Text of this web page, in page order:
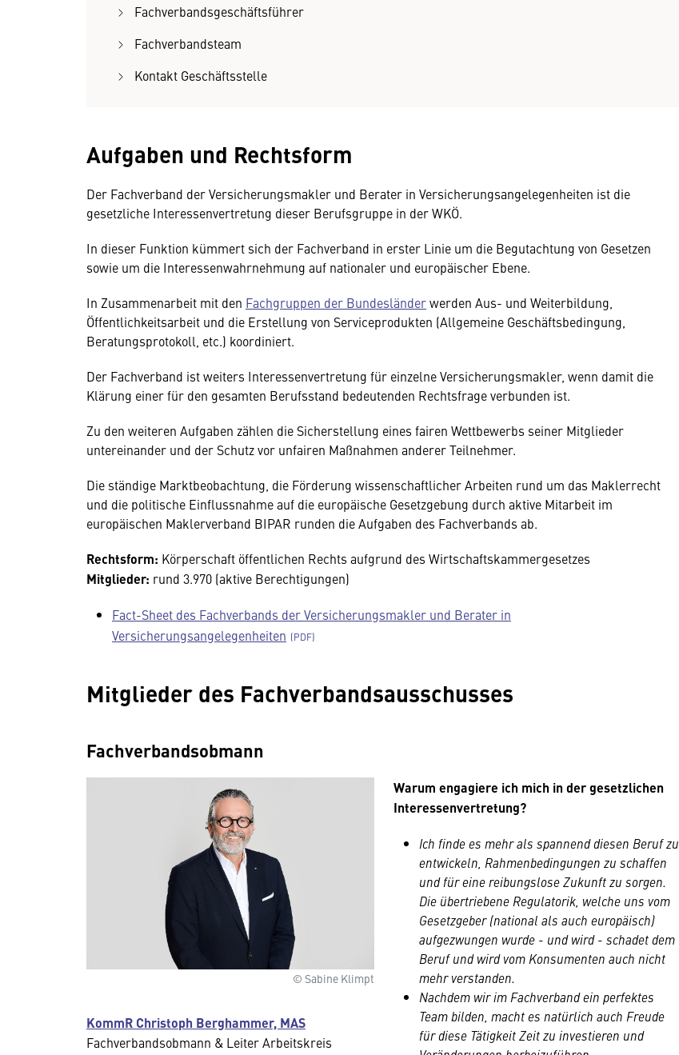
Fachverbandsgeschäftsführer
Fachverbandsteam
Kontakt Geschäftsstelle
Aufgaben und Rechtsform
Der Fachverband der Versicherungsmakler und Berater in Versicherungsangelegenheiten ist die
gesetzliche Interessenvertretung dieser Berufsgruppe in der WKÖ.
In dieser Funktion kümmert sich der Fachverband in erster Linie um die Begutachtung von Gesetzen
sowie um die Interessenwahrnehmung auf nationaler und europäischer Ebene.
In Zusammenarbeit mit den Fachgruppen der Bundesländerwerden Aus- und Weiterbildung,
Öffentlichkeitsarbeit und die Erstellung von Serviceprodukten (Allgemeine Geschäftsbedingung,
Beratungsprotokoll, etc.) koordiniert.
Der Fachverband ist weiters Interessenvertretung für einzelne Versicherungsmakler, wenn damit die
Klärung einer für den gesamten Berufsstand bedeutenden Rechtsfrage verbunden ist.
Zu den weiteren Aufgaben zählen die Sicherstellung eines fairen Wettbewerbs seiner Mitglieder
untereinander und der Schutz vor unfairen Maßnahmen anderer Teilnehmer.
Die ständige Marktbeobachtung, die Förderung wissenschaftlicher Arbeiten rund um das Maklerrecht
und die politische Einflussnahme auf die europäische Gesetzgebung durch aktive Mitarbeit im
europäischen Maklerverband BIPAR runden die Aufgaben des Fachverbands ab.
Rechtsform: Körperschaft öffentlichen Rechts aufgrund des Wirtschaftskammergesetzes
Mitglieder: rund 3.970 (aktive Berechtigungen)
Fact-Sheet des Fachverbands der Versicherungsmakler und Berater in
Versicherungsangelegenheiten
Mitglieder des Fachverbandsausschusses
Fachverbandsobmann
© Sabine Klimpt
KommR Christoph Berghammer, MAS
Fachverbandsobmann & Leiter Arbeitskreis
Warum engagiere ich mich in der gesetzlichen
Interessenvertretung?
Ich finde es mehr als spannend diesen Beruf zu
entwickeln, Rahmenbedingungen zu schaffen
und für eine reibungslose Zukunft zu sorgen.
Die übertriebene Regulatorik, welche uns vom
Gesetzgeber (national als auch europäisch)
aufgezwungen wurde - und wird - schadet dem
Beruf und wird vom Konsumenten auch nicht
mehr verstanden.
Nachdem wir im Fachverband ein perfektes
Team bilden, macht es natürlich auch Freude
für diese Tätigkeit Zeit zu investieren und